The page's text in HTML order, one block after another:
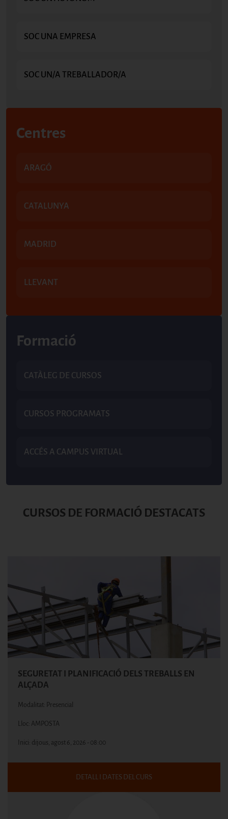
SOC UNA EMPRESA
SOC UN/A TREBALLADOR/A
Centres
ARAGÓ
CATALUNYA
MADRID
LLEVANT
Formació
CATÀLEG DE CURSOS
CURSOS PROGRAMATS
ACCÉS A CAMPUS VIRTUAL
CURSOS DE FORMACIÓ DESTACATS
SEGURETAT I PLANIFICACIÓ DELS TREBALLS EN
ALÇADA
Modalitat: Presencial
Lloc: AMPOSTA
Inici: dijous, agost 6, 2026 - 08:00
DETALL I DATES DEL CURS